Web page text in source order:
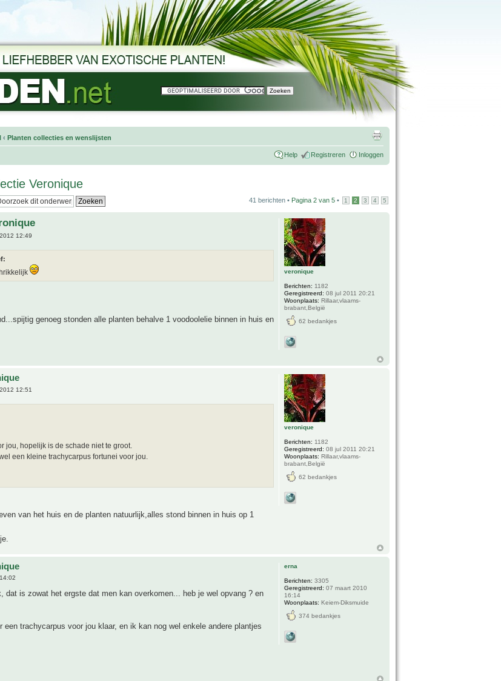
‹ Planten collecties en wenslijsten
Help Registreren Inloggen
Veronique
41 berichten • Pagina 2 van 5 • 1 2 3 4 5
12:49
genoeg stonden alle planten behalve 1 voodoolelie binnen in huis en
veronique
Berichten: 1182
Geregistreerd: 08 jul 2011 20:21
Woonplaats: Rillaar,vlaams-
brabant,België
62 bedankjes
12:51
jou, hopelijk is de schade niet te groot.
een kleine trachycarpus fortunei voor jou.
van het huis en de planten natuurlijk,alles stond binnen in huis op 1
veronique
Berichten: 1182
Geregistreerd: 08 jul 2011 20:21
Woonplaats: Rillaar,vlaams-
brabant,België
62 bedankjes
dat is zowat het ergste dat men kan overkomen... heb je wel opvang ? en
een trachycarpus voor jou klaar, en ik kan nog wel enkele andere plantjes
erna
Berichten: 3305
Geregistreerd: 07 maart 2010
16:14
Woonplaats: Keiem-Diksmuide
374 bedankjes